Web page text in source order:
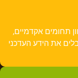
תחומים אקדמיים,
את הידע העדכני